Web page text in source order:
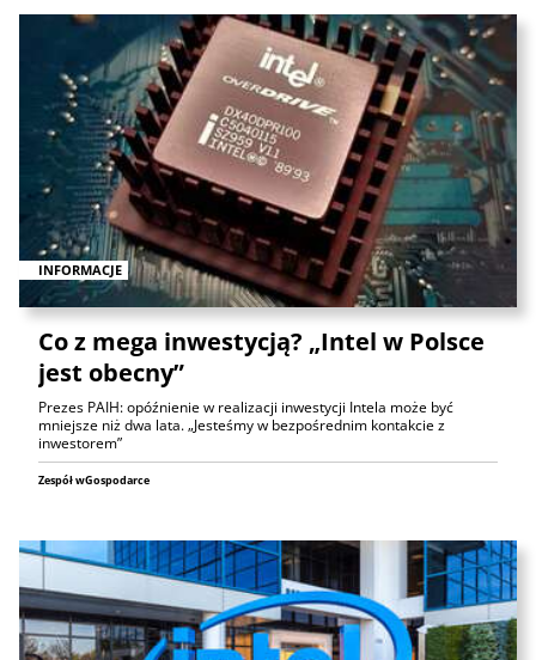
INFORMACJE
Co z mega inwestycją? „Intel w Polsce
jest obecny”
Prezes PAIH: opóźnienie w realizacji inwestycji Intela może być
mniejsze niż dwa lata. „Jesteśmy w bezpośrednim kontakcie z
inwestorem”
Zespół wGospodarce